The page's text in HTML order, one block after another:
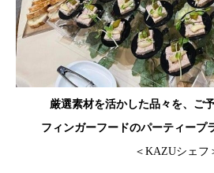
厳選素材を活かした品々を、ご
フィンガーフードのパーティープ
＜KAZUシェフ